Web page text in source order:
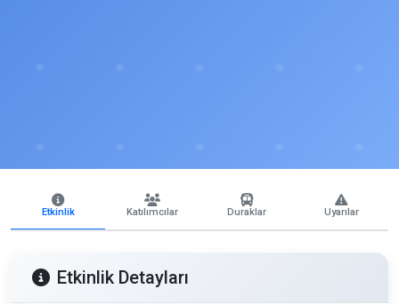
Etkinlik Katılımcılar Duraklar Uyarılar
Etkinlik Detayları